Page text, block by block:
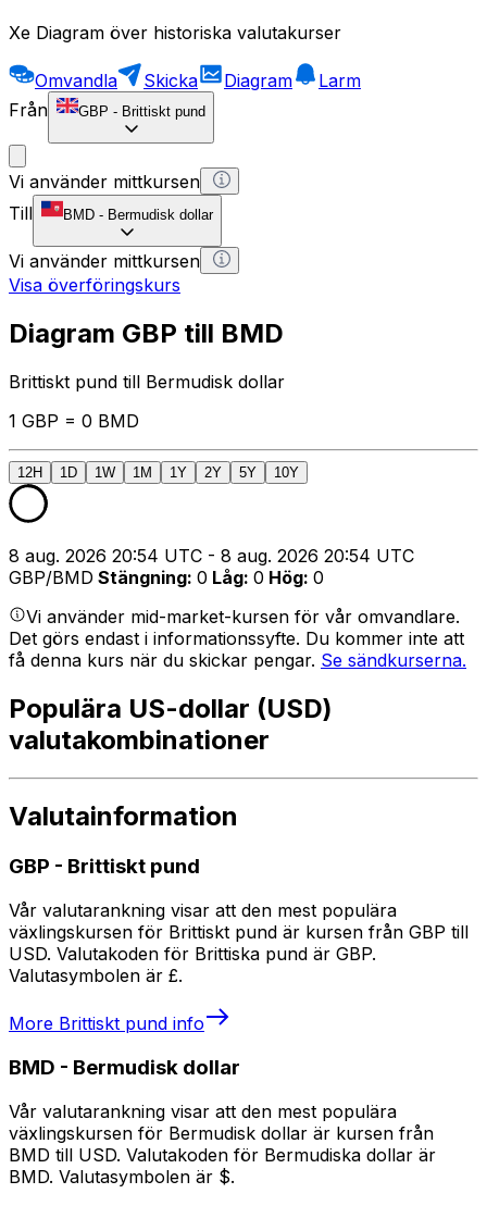
Xe Diagram över historiska valutakurser
Omvandla Skicka Diagram
Larm
Från
GBP - Brittiskt pund
Vi använder mittkursen
Till
BMD - Bermudisk dollar
Vi använder mittkursen
Visa överföringskurs
Diagram GBP till BMD
Brittiskt pund till Bermudisk dollar
1 GBP = 0 BMD
12H 1D 1W 1M 1Y 2Y 5Y 10Y
8 aug. 2026 20:54 UTC - 8 aug. 2026 20:54 UTC
GBP/BMD Stängning: 0 Låg: 0 Hög: 0
Vi använder mid-market-kursen för vår omvandlare.
Det görs endast i informationssyfte. Du kommer inte att
få denna kurs när du skickar pengar. Se sändkurserna.
Populära US-dollar (USD)
valutakombinationer
Valutainformation
GBP - Brittiskt pund
Vår valutarankning visar att den mest populära
växlingskursen för Brittiskt pund är kursen från GBP till
USD. Valutakoden för Brittiska pund är GBP.
Valutasymbolen är £.
More Brittiskt pund info
BMD - Bermudisk dollar
Vår valutarankning visar att den mest populära
växlingskursen för Bermudisk dollar är kursen från
BMD till USD. Valutakoden för Bermudiska dollar är
BMD. Valutasymbolen är $.